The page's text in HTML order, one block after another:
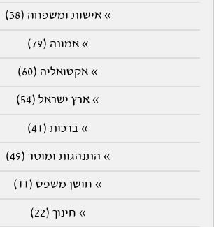
» אישות ומשפחה (38)
» אמונה (79)
» אקטואליה (60)
» ארץ ישראל (54)
» ברכות (41)
» התנהגות ומוסר (49)
» חושן משפט (11)
» חינוך (22)